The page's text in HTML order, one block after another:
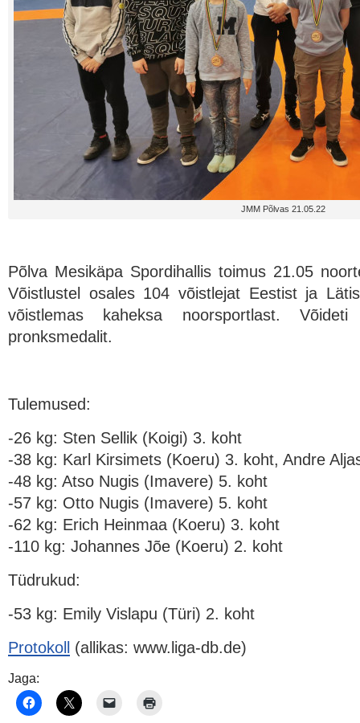
JMM Põlvas 21.05.22
Põlva Mesikäpa Spordihallis toimus 21.05
Võistlustel osales 104 võistlejat Eestist ja
võistlemas kaheksa noorsportlast.
pronksmedalit.
Tulemused:
-26 kg: Sten Sellik (Koigi) 3. koht
-38 kg: Karl Kirsimets (Koeru) 3. koht, Andre
-48 kg: Atso Nugis (Imavere) 5. koht
-57 kg: Otto Nugis (Imavere) 5. koht
-62 kg: Erich Heinmaa (Koeru) 3. koht
-110 kg: Johannes Jõe (Koeru) 2. koht
Tüdrukud:
-53 kg: Emily Vislapu (Türi) 2. koht
Protokoll
(allikas: www.liga-db.de)
Jaga: